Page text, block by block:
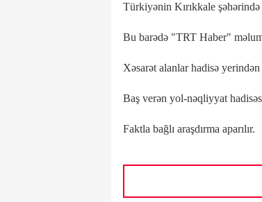
Türkiyənin Kırıkkale şəhərində
Bu barədə "TRT Haber"
Xəsarət alanlar hadisə yerindən
Baş verən yol-nəqliyyat
Faktla bağlı araşdırma aparılır.